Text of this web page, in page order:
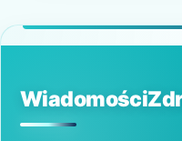
masażu. Ma on